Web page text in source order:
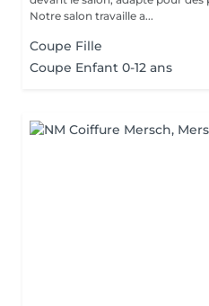
Notre salon travaille a...
Coupe Fille
Coupe Enfant 0-12 ans